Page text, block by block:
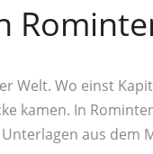
Wo einst
kamen. In
aus